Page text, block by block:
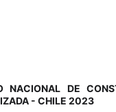
NACIONAL DE
- CHILE 2023